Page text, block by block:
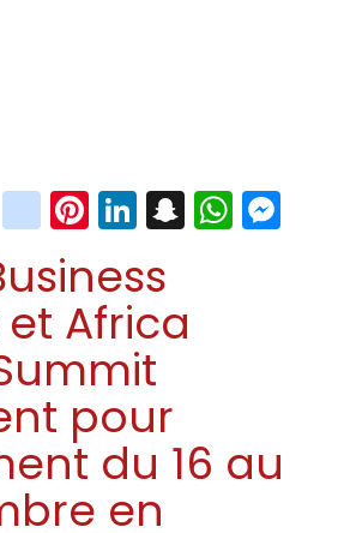
Twitter
instagram
Pinterest
LinkedIn
Snapchat
Africa
pour
du 16 au
en